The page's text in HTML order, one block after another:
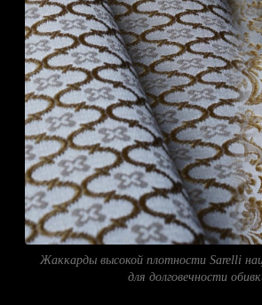
Жаккарды высокой плотности Sarelli
для долговечности